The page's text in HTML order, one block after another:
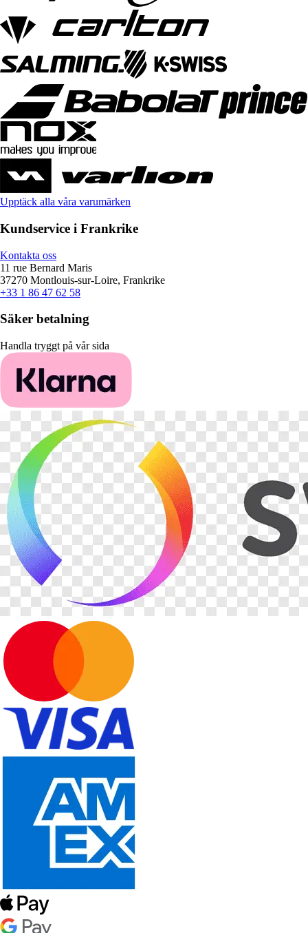
Upptäck alla våra varumärken
Kundservice i Frankrike
Kontakta oss
11 rue Bernard Maris
37270 Montlouis-sur-Loire, Frankrike
+33 1 86 47 62 58
Säker betalning
Handla tryggt på vår sida